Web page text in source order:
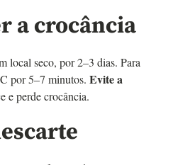
a crocância
local seco, por 2–3 dias. Para
por 5–7 minutos. Evite a
e perde crocância.